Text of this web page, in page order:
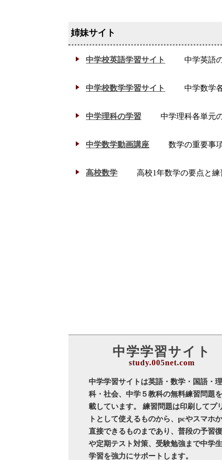
中学校英語学習サイト 中学英語
中学校数学学習サイト 中学数学
中学理科の学習 中学理科各単元
中学数学動画講座 数学の重要事
高校数学 高校1年数学の要点と練
中学学習サイト
中学学習サイトは英語・数学・国語・理
科・社会、中学５教科の無料練習問題
載しています。 練習問題は印刷してプ
トとして使えるものから、pcやスマホ
直接できるものまであり、普段の予習
や定期テスト対策、受験勉強まで中学
学習を強力にサポートします。